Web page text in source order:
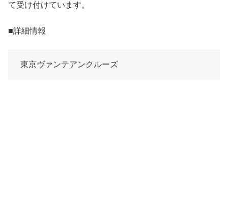
て受け付けています。
■詳細情報
東京ヴァンテアンクルーズ